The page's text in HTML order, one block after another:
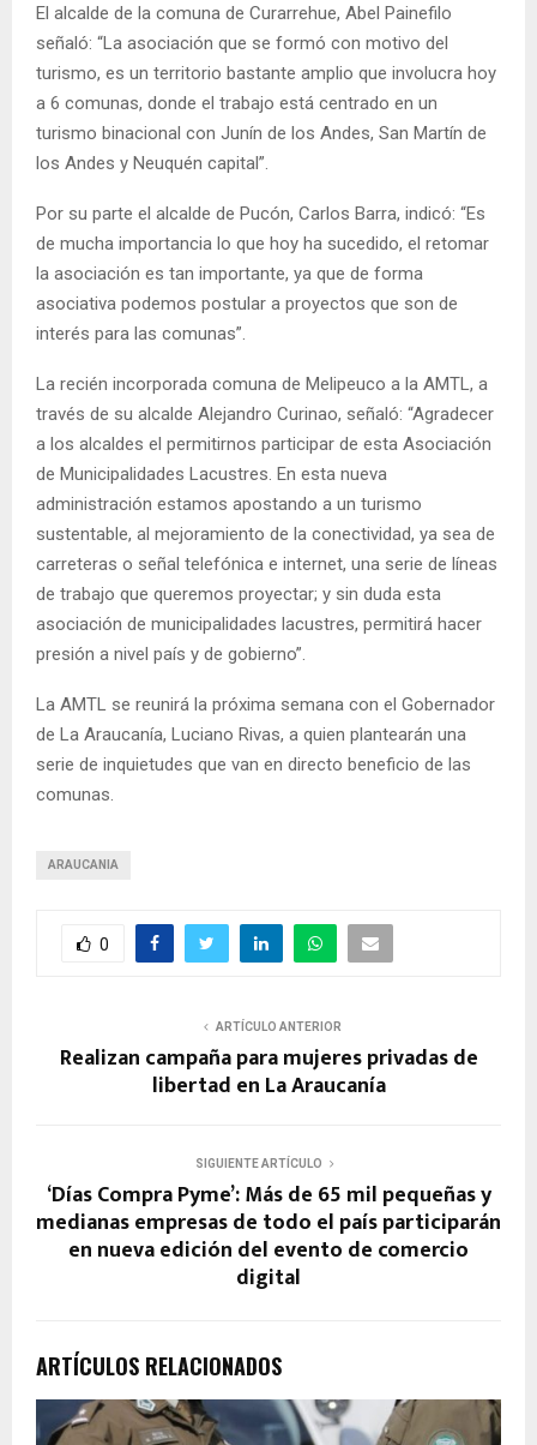
El alcalde de la comuna de Curarrehue, Abel Painefilo
señaló: “La asociación que se formó con motivo del
turismo, es un territorio bastante amplio que involucra hoy
a 6 comunas, donde el trabajo está centrado en un
turismo binacional con Junín de los Andes, San Martín de
los Andes y Neuquén capital”.
Por su parte el alcalde de Pucón, Carlos Barra, indicó: “Es
de mucha importancia lo que hoy ha sucedido, el retomar
la asociación es tan importante, ya que de forma
asociativa podemos postular a proyectos que son de
interés para las comunas”.
La recién incorporada comuna de Melipeuco a la AMTL, a
través de su alcalde Alejandro Curinao, señaló: “Agradecer
a los alcaldes el permitirnos participar de esta Asociación
de Municipalidades Lacustres. En esta nueva
administración estamos apostando a un turismo
sustentable, al mejoramiento de la conectividad, ya sea de
carreteras o señal telefónica e internet, una serie de líneas
de trabajo que queremos proyectar; y sin duda esta
asociación de municipalidades lacustres, permitirá hacer
presión a nivel país y de gobierno”.
La AMTL se reunirá la próxima semana con el Gobernador
de La Araucanía, Luciano Rivas, a quien plantearán una
serie de inquietudes que van en directo beneficio de las
comunas.
ARAUCANIA
0
ARTÍCULO ANTERIOR
Realizan campaña para mujeres privadas de
libertad en La Araucanía
SIGUIENTE ARTÍCULO
‘Días Compra Pyme’: Más de 65 mil pequeñas y
medianas empresas de todo el país participarán
en nueva edición del evento de comercio
digital
ARTÍCULOS RELACIONADOS